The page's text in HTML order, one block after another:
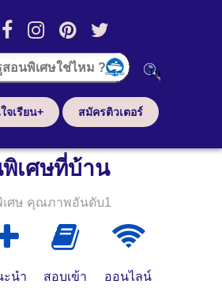
จเรียน+ สมัครติวเตอร์
พิเศษที่บ้าน
ศษ คุณภาพอันดับ1
ะนำ สอบเข้า ออนไลน์